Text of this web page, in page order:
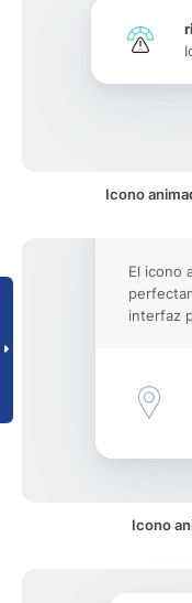
Icono
El icono
interfaz
Icono